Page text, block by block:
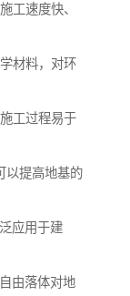
工速度快、
材料，对环
工过程易于
以提高地基的
应用于建
由落体对地